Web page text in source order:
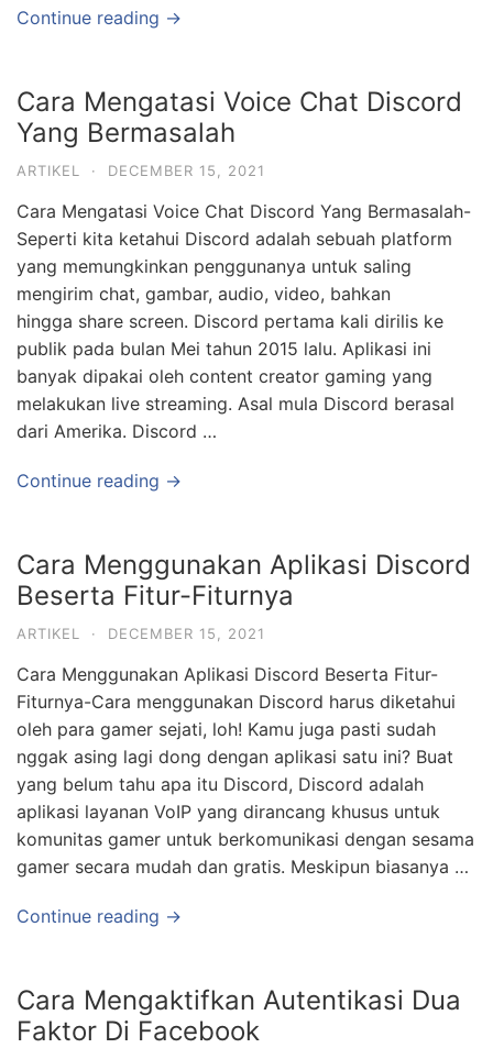
Continue reading →
Cara Mengatasi Voice Chat Discord
Yang Bermasalah
ARTIKEL · DECEMBER 15, 2021
Cara Mengatasi Voice Chat Discord Yang Bermasalah-
Seperti kita ketahui Discord adalah sebuah platform
yang memungkinkan penggunanya untuk saling
mengirim chat, gambar, audio, video, bahkan
hingga share screen. Discord pertama kali dirilis ke
publik pada bulan Mei tahun 2015 lalu. Aplikasi ini
banyak dipakai oleh content creator gaming yang
melakukan live streaming. Asal mula Discord berasal
dari Amerika. Discord …
Continue reading →
Cara Menggunakan Aplikasi Discord
Beserta Fitur-Fiturnya
ARTIKEL · DECEMBER 15, 2021
Cara Menggunakan Aplikasi Discord Beserta Fitur-
Fiturnya-Cara menggunakan Discord harus diketahui
oleh para gamer sejati, loh! Kamu juga pasti sudah
nggak asing lagi dong dengan aplikasi satu ini? Buat
yang belum tahu apa itu Discord, Discord adalah
aplikasi layanan VoIP yang dirancang khusus untuk
komunitas gamer untuk berkomunikasi dengan sesama
gamer secara mudah dan gratis. Meskipun biasanya …
Continue reading →
Cara Mengaktifkan Autentikasi Dua
Faktor Di Facebook